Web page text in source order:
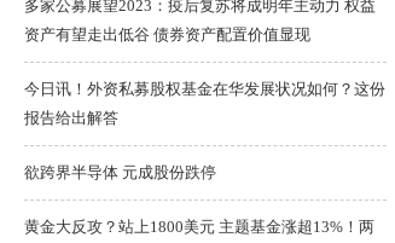
多家公募展望2023：疫后复苏将成明年主动力 权益
资产有望走出低谷 债券资产配置价值显现
今日讯！外资私募股权基金在华发展状况如何？这份
报告给出解答
欲跨界半导体 元成股份跌停
黄金大反攻？站上1800美元 主题基金涨超13%！两